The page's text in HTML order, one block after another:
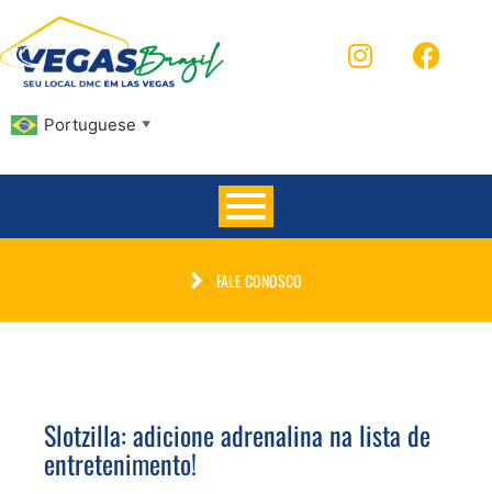
Portuguese ▼
FALE CONOSCO
Slotzilla: adicione adrenalina na lista de
entretenimento!